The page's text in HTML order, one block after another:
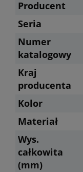
Producent
Seria
Numer
katalogowy
Kraj
producenta
Kolor
Materiał
Wys.
całkowita
(mm)